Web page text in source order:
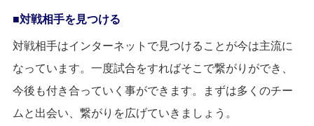
対戦相手を見つける
対戦相手はインターネットで見つけることが今は主流に
なっています。一度試合をすればそこで繋がりができ、
今後も付き合っていく事ができます。まずは多くのチー
ムと出会い、繋がりを広げていきましょう。